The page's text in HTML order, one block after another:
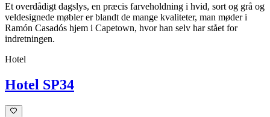
Et overdådigt dagslys, en præcis farveholdning i hvid, sort og grå og
veldesignede møbler er blandt de mange kvaliteter, man møder i
Ramón Casadós hjem i Capetown, hvor han selv har stået for
indretningen.
Hotel
Hotel SP34